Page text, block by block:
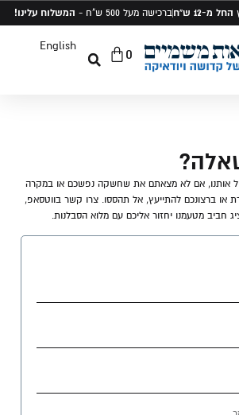
החל מ-12 ש"ח ברכישה מעל 500 ש"ח - המשלוח עלינו!
English 0
אותנו, אם לא מצאתם את שחשקה נפשכם או במקרה
או ברצונכם להתייעץ, אל תהססו. צרו קשר בווטסאפ,
חביב מטעמנו יחזור אליכם עם מלוא הסבלנות.